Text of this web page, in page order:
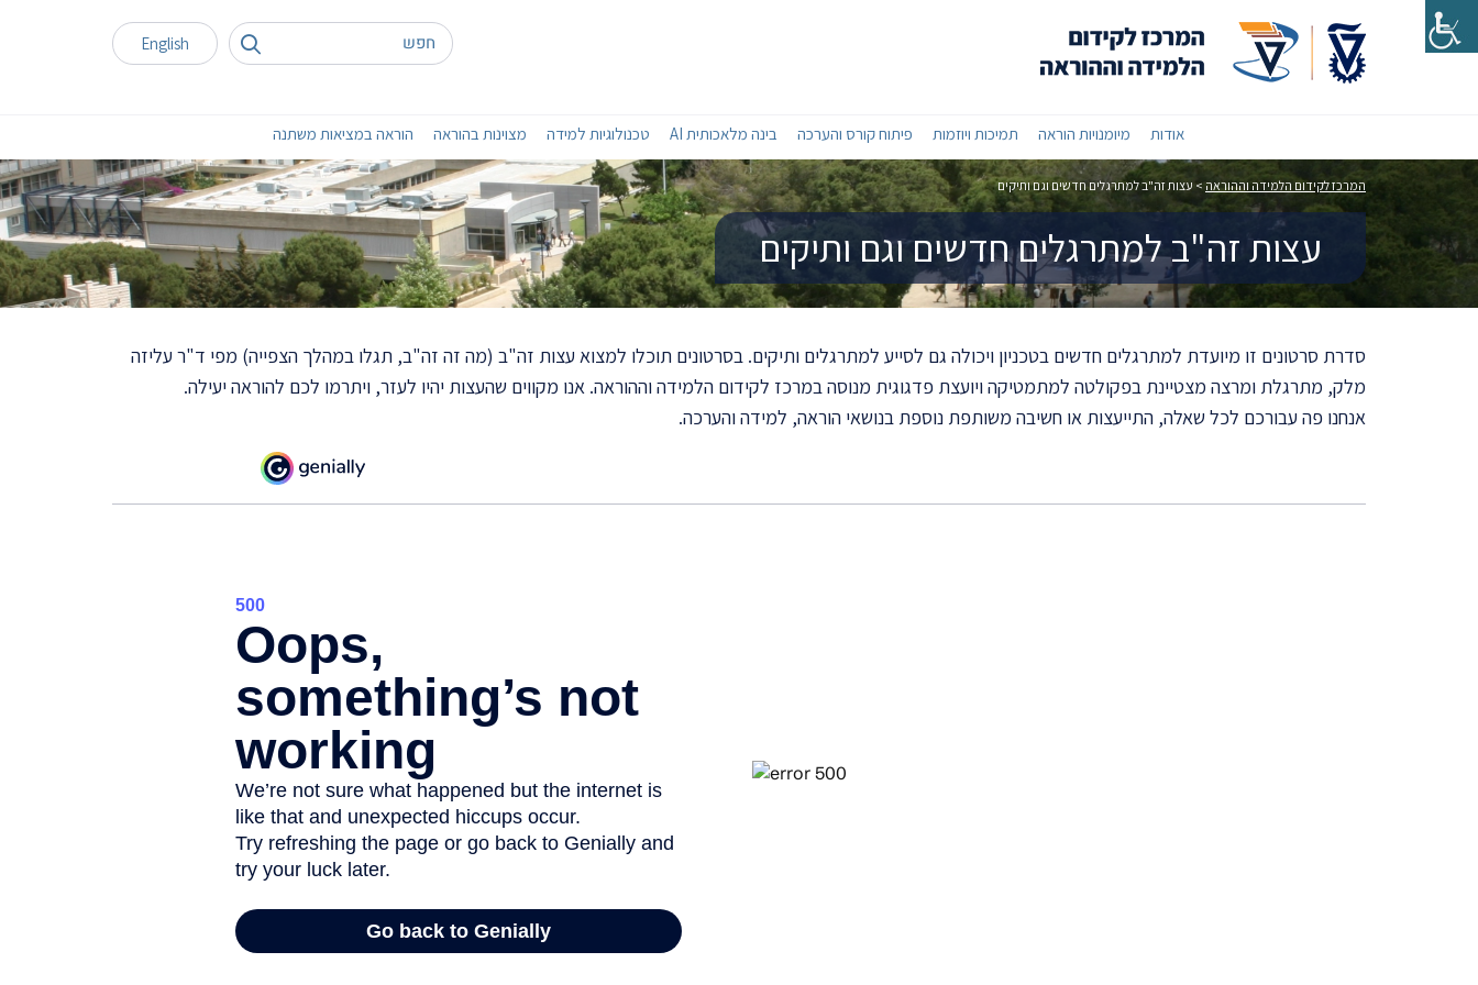
English
אודות מיומנויות הוראה תמיכות ויוזמות פיתוח קורס והערכה בינה מלאכותית AI טכנולוגיות למידה מצוינות בהוראה הוראה במציאות משתנה
המרכז לקידום הלמידה וההוראה > עצות זה"ב למתרגלים חדשים וגם ותיקים
עצות זה"ב למתרגלים חדשים וגם ותיקים
סדרת סרטונים זו מיועדת למתרגלים חדשים בטכניון ויכולה גם לסייע למתרגלים ותיקים. בסרטונים תוכלו למצוא עצות זה"ב (מה זה זה"ב, תגלו במהלך הצפייה) מפי ד"ר עליזה
מלק, מתרגלת ומרצה מצטיינת בפקולטה למתמטיקה ויועצת פדגוגית מנוסה במרכז לקידום הלמידה וההוראה. אנו מקווים שהעצות יהיו לעזר, ויתרמו לכם להוראה יעילה.
אנחנו פה עבורכם לכל שאלה, התייעצות או חשיבה משותפת נוספת בנושאי הוראה, למידה והערכה.